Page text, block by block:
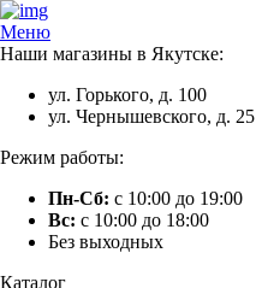
Меню
Наши магазины в Якутске:
ул. Горького, д. 100
ул. Чернышевского, д. 25
Режим работы:
Пн-Сб: с 10:00 до 19:00
Вс: с 10:00 до 18:00
Без выходных
Каталог